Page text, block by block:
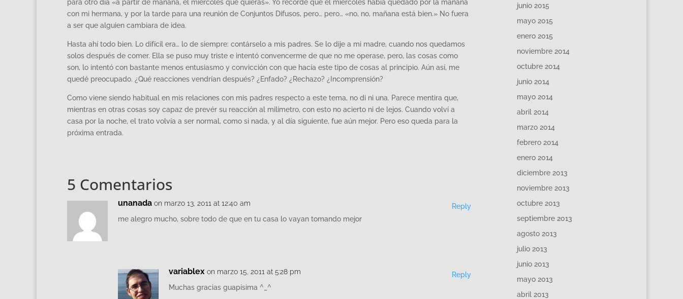
para otro día «a partir de mañana, el miércoles que quieras». Yo recordé que el miércoles había quedado por la mañana
con mi hermana, y por la tarde para una reunión de Conjuntos Difusos, pero… pero… «no, no, mañana está bien.» No fuera
a ser que alguien cambiara de idea.
Hasta ahí todo bien. Lo difícil era… lo de siempre: contárselo a mis padres. Se lo dije a mi madre, cuando nos quedamos
solos después de comer. Ella se puso muy triste e intentó convencerme de que no me operase, pero, las cosas como
son, lo intentó con bastante menos entusiasmo y convicción con que hacía este tipo de cosas al principio. Aún así, me
quedé preocupado. ¿Qué reacciones vendrían después? ¿Enfado? ¿Rechazo? ¿Incomprensión?
Como viene siendo habitual en mis relaciones con mis padres respecto a este tema, no di ni una. Parece mentira que,
mientras en otras cosas soy capaz de prevér su reacción al milímetro, con esto no acierto ni de lejos. Cuando volví a
casa por la noche, el trato volvía a ser normal, como si nada, y al día siguiente, fue aún mejor. Pero eso queda para la
próxima entrada.
5 Comentarios
unanada on marzo 13, 2011 at 12:40 am
me alegro mucho, sobre todo de que en tu casa lo vayan tomando mejor
Reply
variablex on marzo 15, 2011 at 5:28 pm
Muchas gracias guapísima ^_^
Reply
junio 2015
mayo 2015
enero 2015
noviembre 2014
octubre 2014
junio 2014
mayo 2014
abril 2014
marzo 2014
febrero 2014
enero 2014
diciembre 2013
noviembre 2013
octubre 2013
septiembre 2013
agosto 2013
julio 2013
junio 2013
mayo 2013
abril 2013